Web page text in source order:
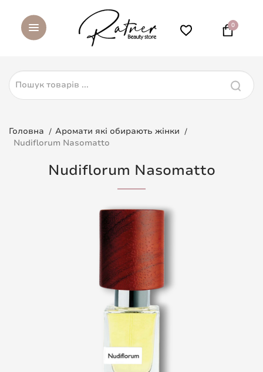
0
Головна
Аромати які обирають жінки
Nudiflorum Nasomatto
Nudiflorum Nasomatto